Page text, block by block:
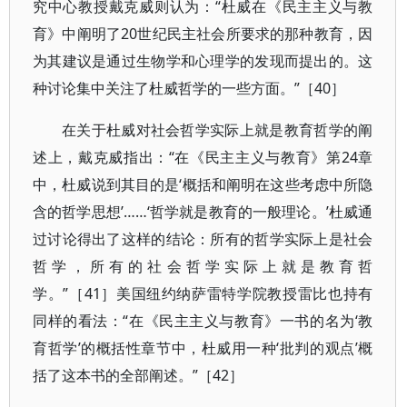
究中心教授戴克威则认为：“杜威在《民主主义与教
育》中阐明了20世纪民主社会所要求的那种教育，因
为其建议是通过生物学和心理学的发现而提出的。这
种讨论集中关注了杜威哲学的一些方面。”［40］
在关于杜威对社会哲学实际上就是教育哲学的阐
述上，戴克威指出：“在《民主主义与教育》第24章
中，杜威说到其目的是‘概括和阐明在这些考虑中所隐
含的哲学思想’……‘哲学就是教育的一般理论。’杜威通
过讨论得出了这样的结论：所有的哲学实际上是社会
哲学，所有的社会哲学实际上就是教育哲
学。”［41］美国纽约纳萨雷特学院教授雷比也持有
同样的看法：“在《民主主义与教育》一书的名为‘教
育哲学’的概括性章节中，杜威用一种‘批判的观点’概
括了这本书的全部阐述。”［42］